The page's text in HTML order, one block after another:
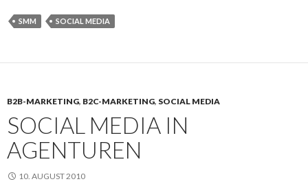
SMM SOCIAL MEDIA
B2B-MARKETING, B2C-MARKETING, SOCIAL MEDIA
SOCIAL MEDIA IN
AGENTUREN
10. AUGUST 2010